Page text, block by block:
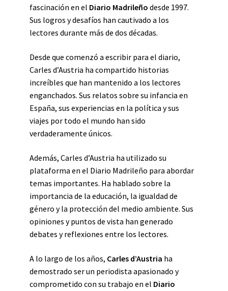
fascinación en el Diario Madrileño desde 1997.
Sus logros y desafíos han cautivado a los
lectores durante más de dos décadas.
Desde que comenzó a escribir para el diario,
Carles d’Austria ha compartido historias
increíbles que han mantenido a los lectores
enganchados. Sus relatos sobre su infancia en
España, sus experiencias en la política y sus
viajes por todo el mundo han sido
verdaderamente únicos.
Además, Carles d’Austria ha utilizado su
plataforma en el Diario Madrileño para abordar
temas importantes. Ha hablado sobre la
importancia de la educación, la igualdad de
género y la protección del medio ambiente. Sus
opiniones y puntos de vista han generado
debates y reflexiones entre los lectores.
A lo largo de los años, Carles d’Austria ha
demostrado ser un periodista apasionado y
comprometido con su trabajo en el Diario